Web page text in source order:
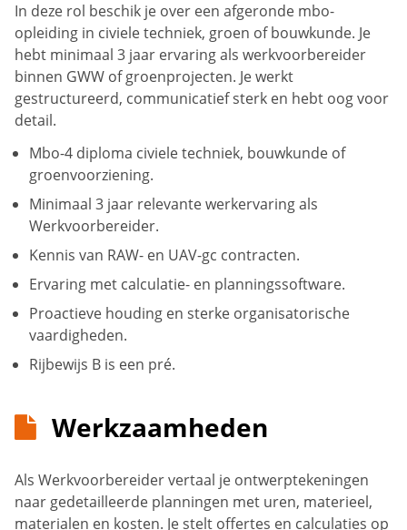
In deze rol beschik je over een afgeronde mbo-
opleiding in civiele techniek, groen of bouwkunde. Je
hebt minimaal 3 jaar ervaring als werkvoorbereider
binnen GWW of groenprojecten. Je werkt
gestructureerd, communicatief sterk en hebt oog voor
detail.
Mbo-4 diploma civiele techniek, bouwkunde of
groenvoorziening.
Minimaal 3 jaar relevante werkervaring als
Werkvoorbereider.
Kennis van RAW- en UAV-gc contracten.
Ervaring met calculatie- en planningssoftware.
Proactieve houding en sterke organisatorische
vaardigheden.
Rijbewijs B is een pré.
Werkzaamheden
Als Werkvoorbereider vertaal je ontwerptekeningen
naar gedetailleerde planningen met uren, materieel,
materialen en kosten. Je stelt offertes en calculaties op